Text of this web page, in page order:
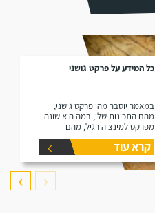
כל המידע על פרקט גושני
במאמר יוסבר מהו פרקט גושני,
מהם התכונות שלו, במה הוא שונה
מפרקט למינציה רגיל, מהם
היתרונות שלו ומהם החסרונות שלו.
קרא עוד
❮
❯